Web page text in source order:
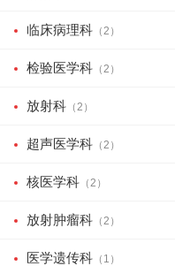
临床病理科 （2）
检验医学科 （2）
放射科 （2）
超声医学科 （2）
核医学科 （2）
放射肿瘤科 （2）
医学遗传科 （1）